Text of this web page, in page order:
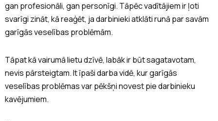
gan profesionāli, gan personīgi. Tāpēc vadītājiem ir ļoti
svarīgi zināt, kā reaģēt, ja darbinieki atklāti runā par savām
garīgās veselības problēmām.
Tāpat kā vairumā lietu dzīvē, labāk ir būt sagatavotam,
nevis pārsteigtam. It īpaši darba vidē, kur garīgās
veselības problēmas var pēkšņi novest pie darbinieku
kavējumiem.